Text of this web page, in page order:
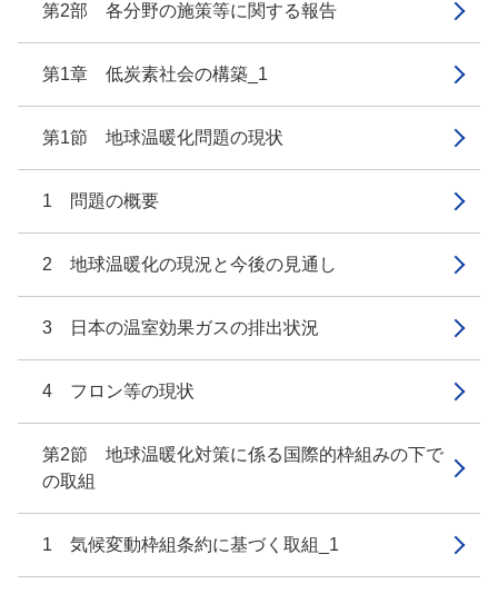
第2部 各分野の施策等に関する報告
第1章 低炭素社会の構築_1
第1節 地球温暖化問題の現状
1 問題の概要
2 地球温暖化の現況と今後の見通し
3 日本の温室効果ガスの排出状況
4 フロン等の現状
第2節 地球温暖化対策に係る国際的枠組みの下で
の取組
1 気候変動枠組条約に基づく取組_1